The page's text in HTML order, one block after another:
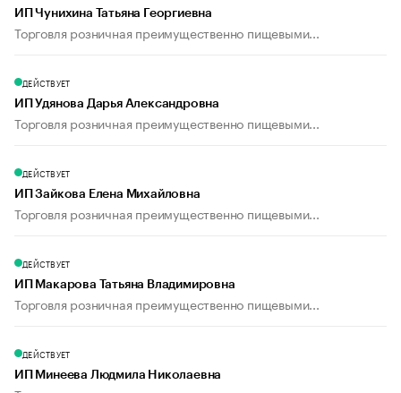
ИП Чунихина Татьяна Георгиевна
Торговля розничная преимущественно пищевыми...
ДЕЙСТВУЕТ
ИП Удянова Дарья Александровна
Торговля розничная преимущественно пищевыми...
ДЕЙСТВУЕТ
ИП Зайкова Елена Михайловна
Торговля розничная преимущественно пищевыми...
ДЕЙСТВУЕТ
ИП Макарова Татьяна Владимировна
Торговля розничная преимущественно пищевыми...
ДЕЙСТВУЕТ
ИП Минеева Людмила Николаевна